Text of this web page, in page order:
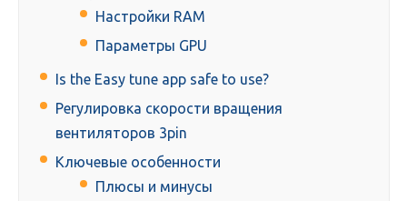
Настройки RAM
Параметры GPU
Is the Easy tune app safe to use?
Регулировка скорости вращения
вентиляторов 3pin
Ключевые особенности
Плюсы и минусы